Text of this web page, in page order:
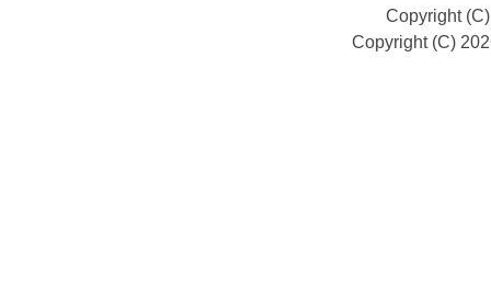
Copyright
Copyright (C)